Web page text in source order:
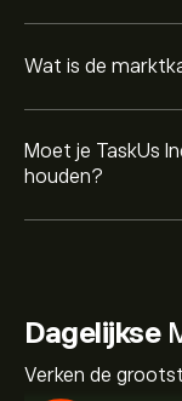
Wat is de
Moet je TaskUs
houden?
Dagelijkse
Verken de